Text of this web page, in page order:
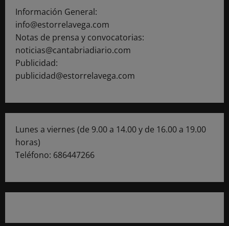
Información General:
info@estorrelavega.com
Notas de prensa y convocatorias:
noticias@cantabriadiario.com
Publicidad:
publicidad@estorrelavega.com
Lunes a viernes (de 9.00 a 14.00 y de 16.00 a 19.00
horas)
Teléfono: 686447266